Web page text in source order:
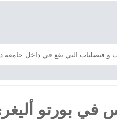
و قنصليات التي تقع في داخل جامعة
في بورتو